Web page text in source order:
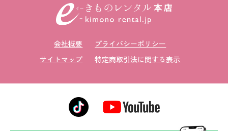
会社概要
プライバシーポリシー
サイトマップ
特定商取引法に関する表示